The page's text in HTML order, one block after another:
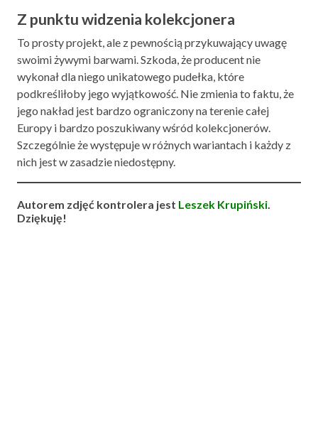
Z punktu widzenia kolekcjonera
To prosty projekt, ale z pewnością przykuwający uwagę
swoimi żywymi barwami. Szkoda, że producent nie
wykonał dla niego unikatowego pudełka, które
podkreśliłoby jego wyjątkowość. Nie zmienia to faktu, że
jego nakład jest bardzo ograniczony na terenie całej
Europy i bardzo poszukiwany wśród kolekcjonerów.
Szczególnie że występuje w różnych wariantach i każdy z
nich jest w zasadzie niedostępny.
Autorem zdjęć kontrolera jest Leszek Krupiński
Dziękuję!